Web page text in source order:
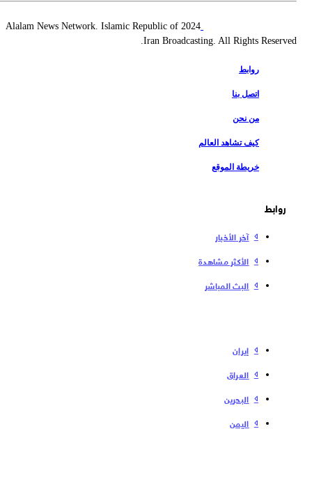
2024 Alalam News Network. Islamic Republic of
Iran Broadcasting. All Rights
اتصل بنا
من نحن
كيف تشاهد العالم
خريطة الموقع
آخر الأخبار
الأكثر مشاهدة
البث المباشر
إیران
العراق
البحرین
الیمن